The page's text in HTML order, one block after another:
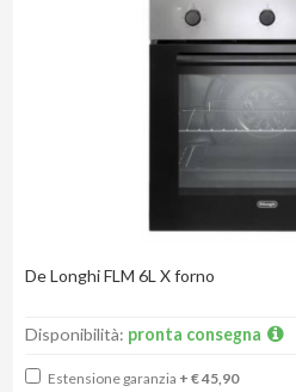
De Longhi FLM 6L X forno
Disponibilità: pronta consegna
Estensione garanzia + € 45,90